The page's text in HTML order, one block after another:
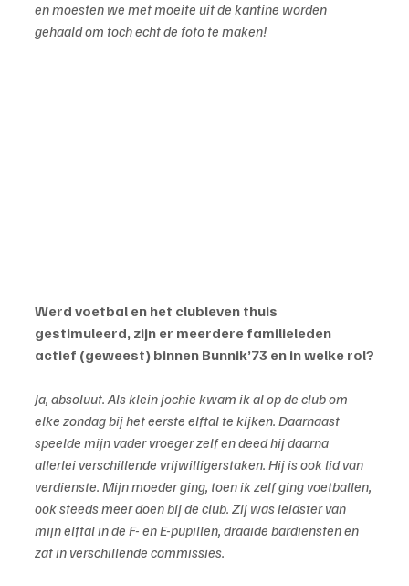
en moesten we met moeite uit de kantine worden
gehaald om toch echt de foto te maken!
Werd voetbal en het clubleven thuis
gestimuleerd, zijn er meerdere familieleden
actief (geweest) binnen Bunnik’73 en in welke rol?
Ja, absoluut. Als klein jochie kwam ik al op de club om
elke zondag bij het eerste elftal te kijken. Daarnaast
speelde mijn vader vroeger zelf en deed hij daarna
allerlei verschillende vrijwilligerstaken. Hij is ook lid van
verdienste. Mijn moeder ging, toen ik zelf ging voetballen,
ook steeds meer doen bij de club. Zij was leidster van
mijn elftal in de F- en E-pupillen, draaide bardiensten en
zat in verschillende commissies.